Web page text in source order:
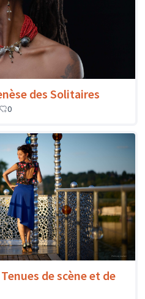
des Solitaires
0
de scène et de